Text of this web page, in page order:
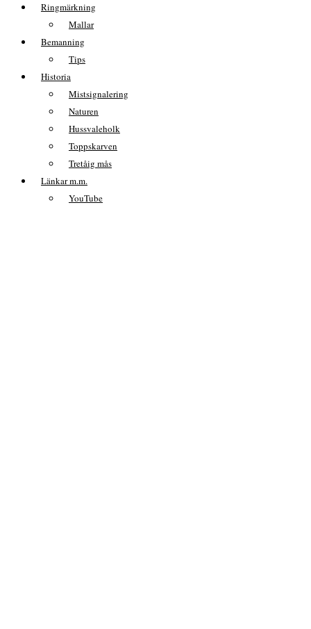
Ringmärkning
Mallar
Bemanning
Tips
Historia
Mistsignalering
Naturen
Hussvaleholk
Toppskarven
Tretåig mås
Länkar m.m.
YouTube